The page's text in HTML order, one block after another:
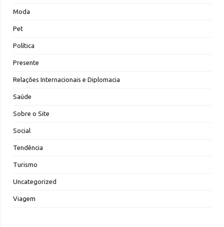
Moda
Pet
Política
Presente
Relações Internacionais e Diplomacia
Saúde
Sobre o Site
Social
Tendência
Turismo
Uncategorized
Viagem